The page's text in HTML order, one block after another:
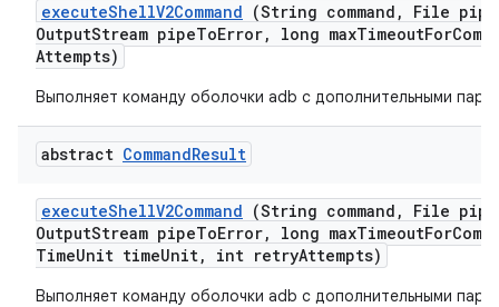
executeShellV2Command (String command , File pipe
OutputStream pipeToError, long maxTimeoutFor
Attempts)
Выполняет команду оболочки adb с дополнительными
abstract CommandResult
executeShellV2Command (String command , File pipe
OutputStream pipeToError, long maxTimeoutFor
TimeUnit timeUnit, int retryAttempts)
Выполняет команду оболочки adb с дополнительными